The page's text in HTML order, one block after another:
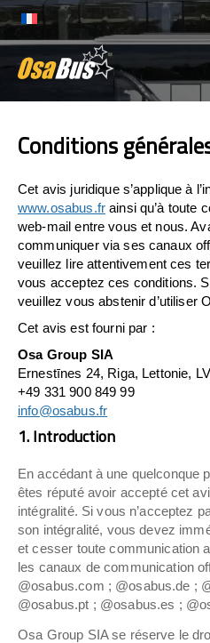
Skip
to
content
LOCATION DE BUS
DESTINATIONS
OUR VÉHICULES
CONTACTEZ-NOUS
CONTACTEZ-NOUS
Conditions
Conditions
Cet avis juridique s’applique à
www.osabus.frainsi qu’à toute
web-mail entre vous et nous.
communiquer via ses canaux
veuillez lire attentivement ces
vous acceptez ces conditions.
veuillez vous abstenir d’utiliser
Cet avis est fourni par :
Osa Group SIA
Ernestīnes 24, Riga, Lettonie,
+49 331 900 849 99
info@osabus.fr
1. Introduction
En accédant à une quelconque
êtes réputé avoir accepté cet
intégralité. Si vous n’acceptez
son intégralité, vous devez
et cesser toute communication
les canaux de communication
@osabus.com ; @osabus.de ;
@osabus.pt ; @osabus.es ;
Osa Group SIA se réserve le